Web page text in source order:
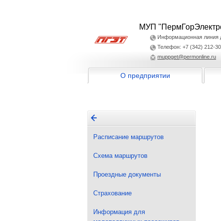
МУП
Информационная линия
Телефон: +7 (342) 212-
muppget@permonline.ru
О предприятии
Расписание маршрутов
Схема маршрутов
Проездные документы
Страхование
Информация для